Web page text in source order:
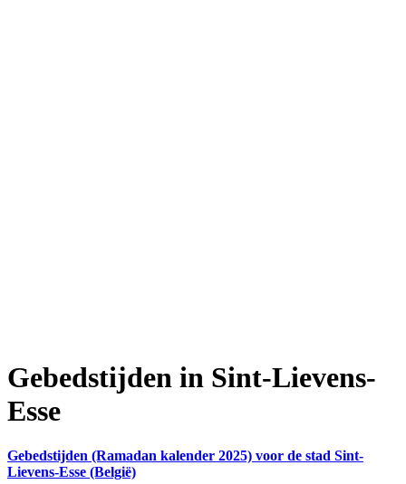
Gebedstijden in Sint-Lievens-
Esse
Gebedstijden (Ramadan kalender 2025) voor de stad Sint-
Lievens-Esse (België)